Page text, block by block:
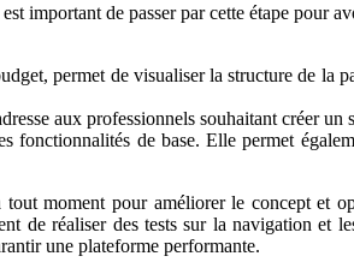
important de passer par cette étape pour
permet de visualiser la structure de la
aux professionnels souhaitant créer
fonctionnalités de base. Elle permet
moment pour améliorer le concept et
de réaliser des tests sur la navigation et
une plateforme performante.